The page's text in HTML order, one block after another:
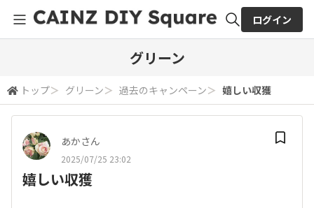
検索
ログイン
グリーン
トップ＞ グリーン＞ 過去のキャンペーン＞ 嬉しい収獲
あかさん
2025/07/25 23:02
嬉しい収獲